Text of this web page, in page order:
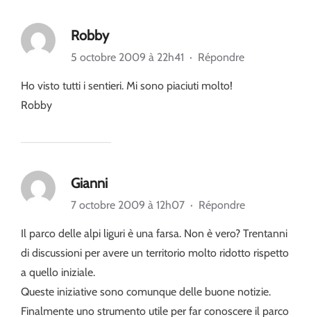
Robby
5 octobre 2009 à 22h41 · Répondre
Ho visto tutti i sentieri. Mi sono piaciuti molto!
Robby
Gianni
7 octobre 2009 à 12h07 · Répondre
Il parco delle alpi liguri è una farsa. Non è vero? Trentanni
di discussioni per avere un territorio molto ridotto rispetto
a quello iniziale.
Queste iniziative sono comunque delle buone notizie.
Finalmente uno strumento utile per far conoscere il parco